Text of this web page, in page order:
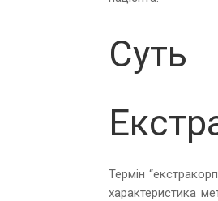
Термін
характеристика